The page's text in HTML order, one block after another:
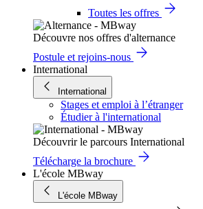
Toutes les offres
Découvre nos offres d'alternance
Postule et rejoins-nous
International
International
Stages et emploi à l’étranger
Étudier à l'international
Découvrir le parcours International
Télécharge la brochure
L'école MBway
L'école MBway